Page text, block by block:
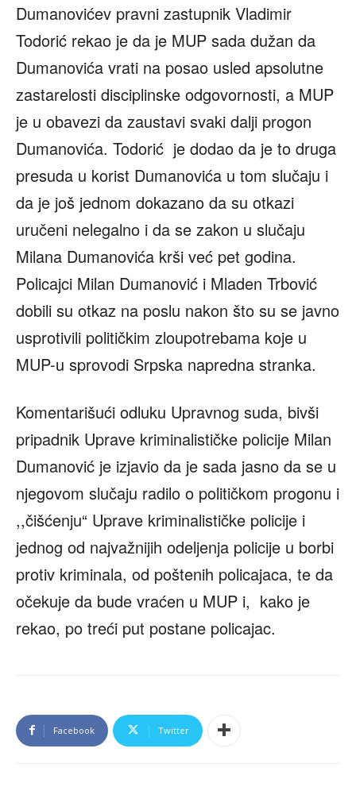
Dumanovićev pravni zastupnik Vladimir
Todorić rekao je da je MUP sada dužan da
Dumanovića vrati na posao usled apsolutne
zastarelosti disciplinske odgovornosti, a MUP
je u obavezi da zaustavi svaki dalji progon
Dumanovića. Todorić je dodao da je to druga
presuda u korist Dumanovića u tom slučaju i
da je još jednom dokazano da su otkazi
uručeni nelegalno i da se zakon u slučaju
Milana Dumanovića krši već pet godina.
Policajci Milan Dumanović i Mladen Trbović
dobili su otkaz na poslu nakon što su se javno
usprotivili političkim zloupotrebama koje u
MUP-u sprovodi Srpska napredna stranka.
Komentarišući odluku Upravnog suda, bivši
pripadnik Uprave kriminalističke policije Milan
Dumanović je izjavio da je sada jasno da se u
njegovom slučaju radilo o političkom progonu i
,,čišćenju“ Uprave kriminalističke policije i
jednog od najvažnijih odeljenja policije u borbi
protiv kriminala, od poštenih policajaca, te da
očekuje da bude vraćen u MUP i, kako je
rekao, po treći put postane policajac.
Facebook Twitter